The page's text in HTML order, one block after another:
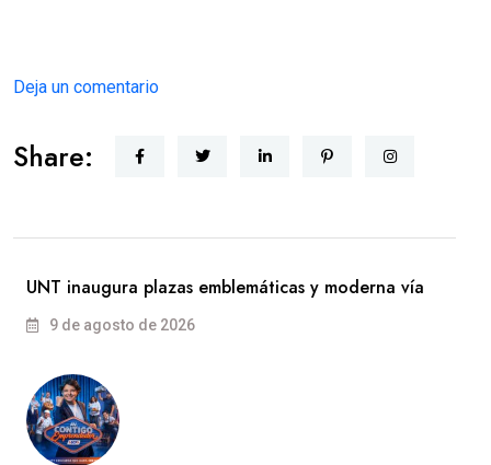
Deja un comentario
Share:
UNT inaugura plazas emblemáticas y moderna vía
9 de agosto de 2026